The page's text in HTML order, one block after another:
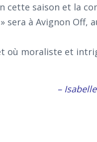
cette saison et la
sera à Avignon Off,
où moraliste et
–